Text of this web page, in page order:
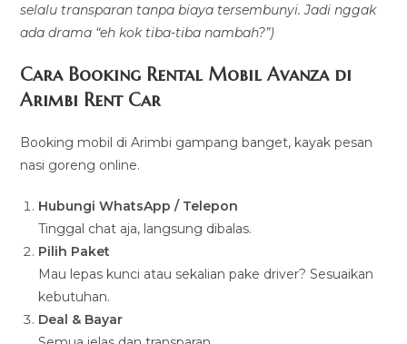
selalu transparan tanpa biaya tersembunyi. Jadi nggak
ada drama “eh kok tiba-tiba nambah?”)
Cara Booking Rental Mobil Avanza di
Arimbi Rent Car
Booking mobil di Arimbi gampang banget, kayak pesan
nasi goreng online.
Hubungi WhatsApp / Telepon
Tinggal chat aja, langsung dibalas.
Pilih Paket
Mau lepas kunci atau sekalian pake driver? Sesuaikan
kebutuhan.
Deal & Bayar